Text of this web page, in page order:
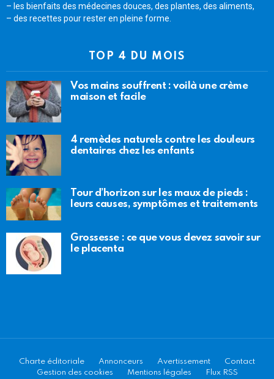
– les bienfaits des médecines douces, des plantes, des aliments,
– des recettes pour rester en pleine forme.
TOP 4 DU MOIS
Vos mains souffrent : voilà une crème
maison et facile
4 remèdes naturels contre les douleurs
dentaires chez les enfants
Tour d’horizon sur les maux de pieds :
leurs causes, symptômes et traitements
Grossesse : ce que vous devez savoir sur
le placenta
Charte éditoriale Annonceurs Avertissement
Contact
Gestion des cookies
Mentions légales Flux RSS